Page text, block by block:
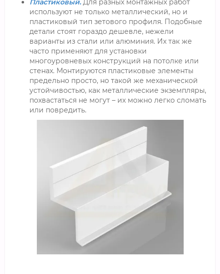
Пластиковый. Для разных монтажных работ
используют не только металлический, но и
пластиковый тип зетового профиля. Подобные
детали стоят гораздо дешевле, нежели
варианты из стали или алюминия. Их так же
часто применяют для установки
многоуровневых конструкций на потолке или
стенах. Монтируются пластиковые элементы
предельно просто, но такой же механической
устойчивостью, как металлические экземпляры,
похвастаться не могут – их можно легко сломать
или повредить.